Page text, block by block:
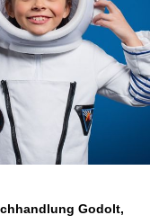
Godolt,